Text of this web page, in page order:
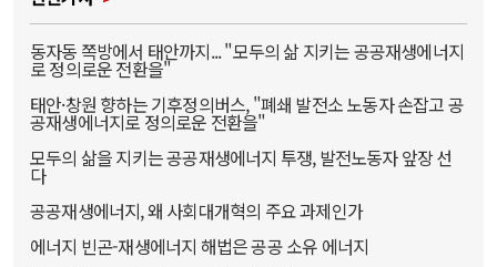
동자동 쪽방에서 태안까지... "모두의 삶 지키는 공공재생에너지
로 정의로운 전환을"
태안·창원 향하는 기후정의버스, "폐쇄 발전소 노동자 손잡고 공
공재생에너지로 정의로운 전환을"
모두의 삶을 지키는 공공재생에너지 투쟁, 발전노동자 앞장 선
다
공공재생에너지, 왜 사회대개혁의 주요 과제인가
에너지 빈곤-재생에너지 해법은 공공 소유 에너지